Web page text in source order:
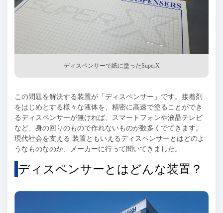
ディスペンサーで紙に塗ったSuperX
この問題を解決する装置が「ディスペンサー」です。接着剤
をはじめとする様々な液体を、精密に高速で塗ることができ
るディスペンサーが無ければ、スマートフォンや液晶テレビ
など、身の回りのもので作れないものが数多くでてきます。
現代社会を支える 装置ともいえるディスペンサーとはどのよ
うなものなのか、メーカーに行って聞いてきました。
ディスペンサーとはどんな装置？